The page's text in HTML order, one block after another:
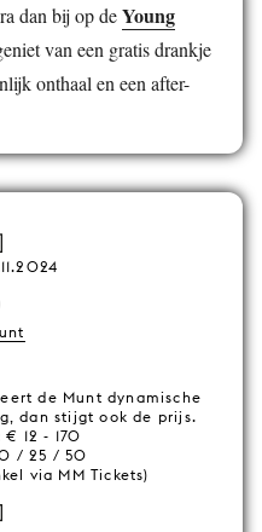
dan bij op deYoung
van een gratis drankje
onthaal en een after-
de Munt dynamische
dan stijgt ook de prijs.
12 - 170
/ 25 / 50
via MM Tickets)